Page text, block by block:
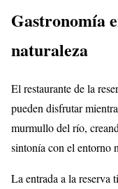
Gastronomía
naturaleza
El restaurante de la
pueden disfrutar
murmullo del río,
sintonía con el entorno
La entrada a la reserva